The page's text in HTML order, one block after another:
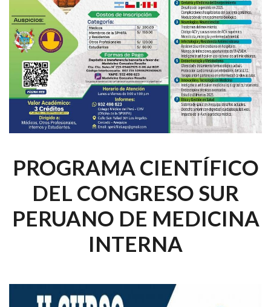
PROGRAMA CIENTÍFICO
DEL CONGRESO SUR
PERUANO DE MEDICINA
INTERNA